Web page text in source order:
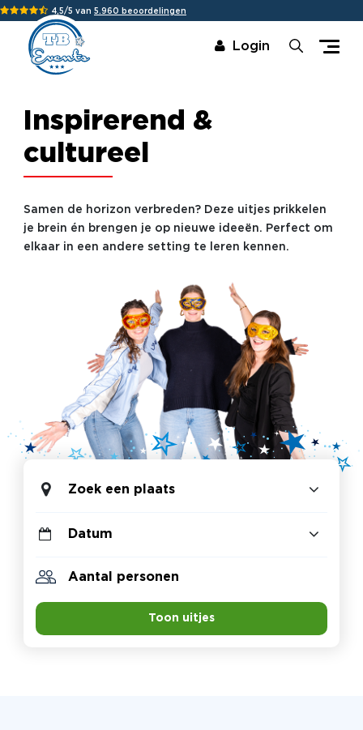
4,5/5 van 5.960 beoordelingen
Login
Inspirerend &
cultureel
Samen de horizon verbreden? Deze uitjes prikkelen
je brein én brengen je op nieuwe ideeën. Perfect om
elkaar in een andere setting te leren kennen.
Zoek een plaats
Toon uitjes